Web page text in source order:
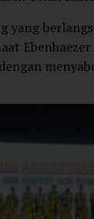
yang